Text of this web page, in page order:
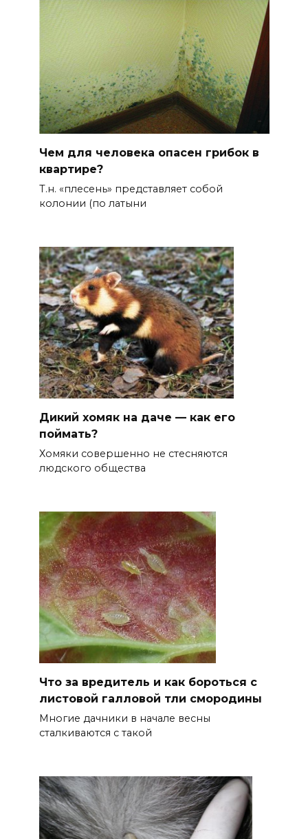
Чем для человека опасен грибок в
квартире?
Т.н. «плесень» представляет собой
колонии (по латыни
Дикий хомяк на даче — как его
поймать?
Хомяки совершенно не стесняются
людского общества
Что за вредитель и как бороться с
листовой галловой тли смородины
Многие дачники в начале весны
сталкиваются с такой